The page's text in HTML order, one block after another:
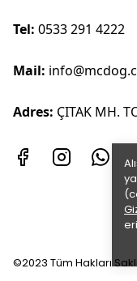
Tel: 0533 291 4222
Mail:
Adres: ÇITAK MH.
©2023 Tüm Hakları